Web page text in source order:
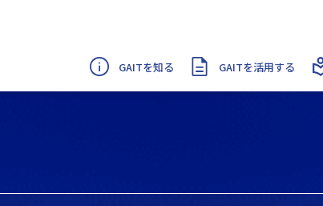
GAITを知る GAITを活用する